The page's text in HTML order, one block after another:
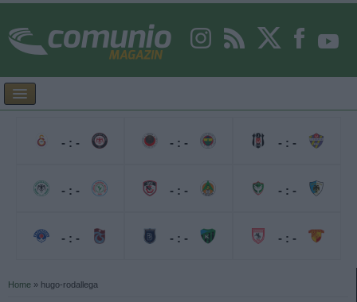
- : -
- : -
- : -
- : -
- : -
- : -
- : -
- : -
- : -
Home » hugo-rodallega